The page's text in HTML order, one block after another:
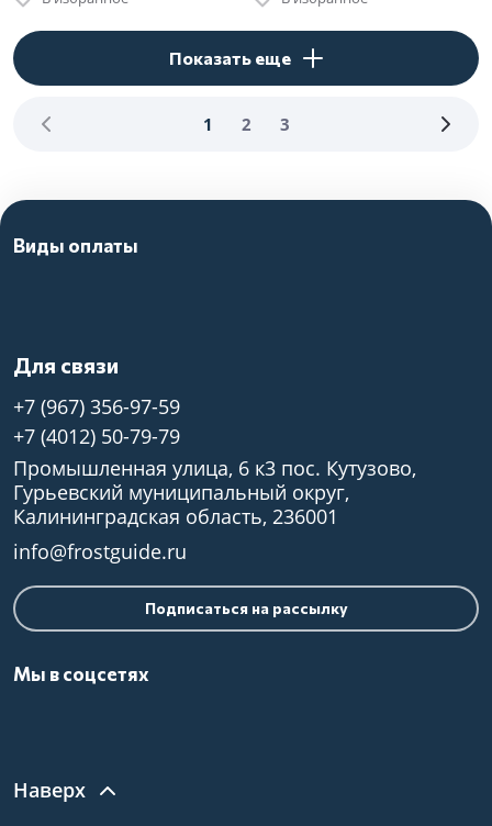
Показать еще
1 2 3
Для связи
+7 (967) 356-97-59
+7 (4012) 50-79-79
Промышленная улица, 6 к3 пос. Кутузово,
Гурьевский муниципальный округ,
Калининградская область, 236001
info@frostguide.ru
Подписаться на рассылку
Мы в соцсетях
Виды оплаты
Наверх